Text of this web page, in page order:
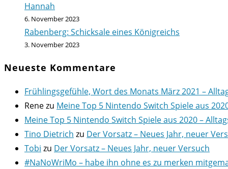
Hannah
6. November 2023
Rabenberg: Schicksale eines Königreichs
3. November 2023
Neueste Kommentare
Frühlingsgefühle, Wort des Monats März 2021 –
Renezu Meine Top 5 Nintendo Switch Spiele aus
Meine Top 5 Nintendo Switch Spiele aus 2020 –
Tino Dietrich zu Der Vorsatz – Neues Jahr, neuer
Tobi zu Der Vorsatz – Neues Jahr, neuer Versuch
#NaNoWriMo – habe ihn ohne es zu merken